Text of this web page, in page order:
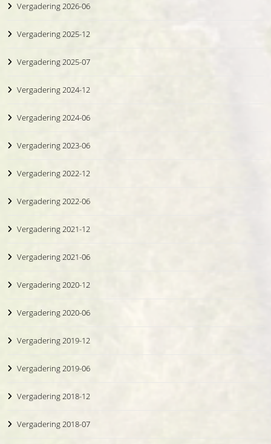
Vergadering 2026-06
Vergadering 2025-12
Vergadering 2025-07
Vergadering 2024-12
Vergadering 2024-06
Vergadering 2023-06
Vergadering 2022-12
Vergadering 2022-06
Vergadering 2021-12
Vergadering 2021-06
Vergadering 2020-12
Vergadering 2020-06
Vergadering 2019-12
Vergadering 2019-06
Vergadering 2018-12
Vergadering 2018-07